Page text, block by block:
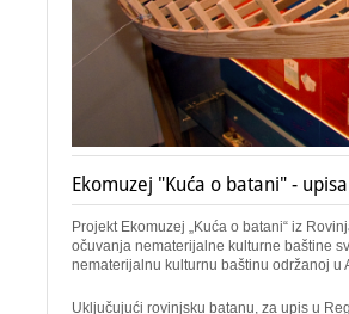
Ekomuzej "Kuća o batani" -
Projekt Ekomuzej „Kuća o batani“ iz
očuvanja nematerijalne kulturne baštine
nematerijalnu kulturnu baštinu održanoj u
Uključujući rovinjsku batanu, za upis u